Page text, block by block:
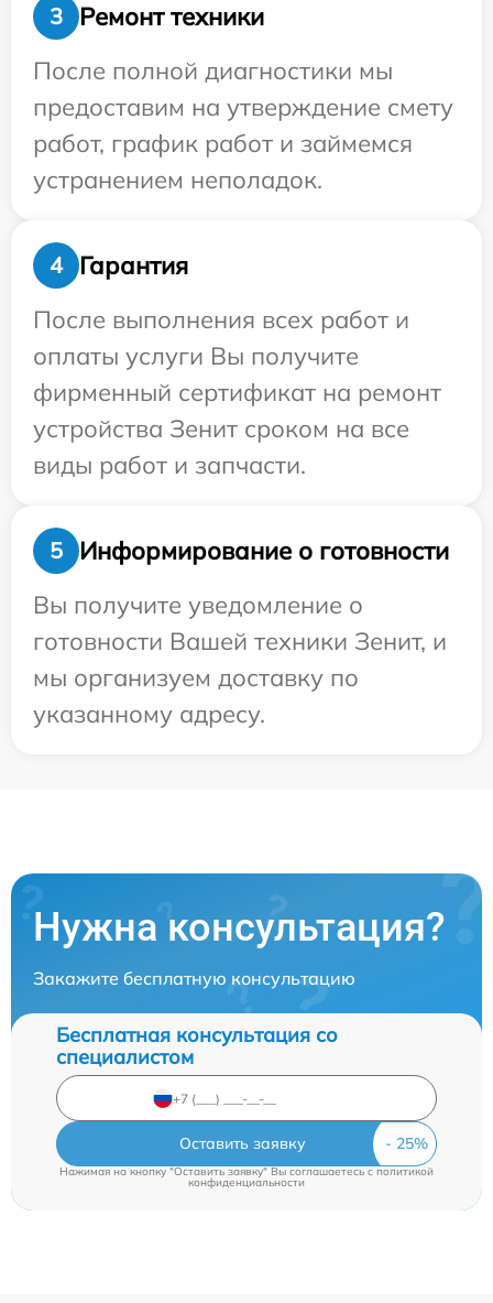
3
Ремонт техники
После полной диагностики мы
предоставим на утверждение смету
работ, график работ и займемся
устранением неполадок.
4
Гарантия
После выполнения всех работ и
оплаты услуги Вы получите
фирменный сертификат на ремонт
устройства Зенит сроком на все
виды работ и запчасти.
5
Информирование о готовности
Вы получите уведомление о
готовности Вашей техники Зенит, и
мы организуем доставку по
указанному адресу.
Нужна консультация?
Закажите бесплатную консультацию
Бесплатная консультация со
специалистом
Оставить заявку
Нажимая на кнопку "Оставить заявку" Вы соглашаетесь c политикой
конфиденциальности